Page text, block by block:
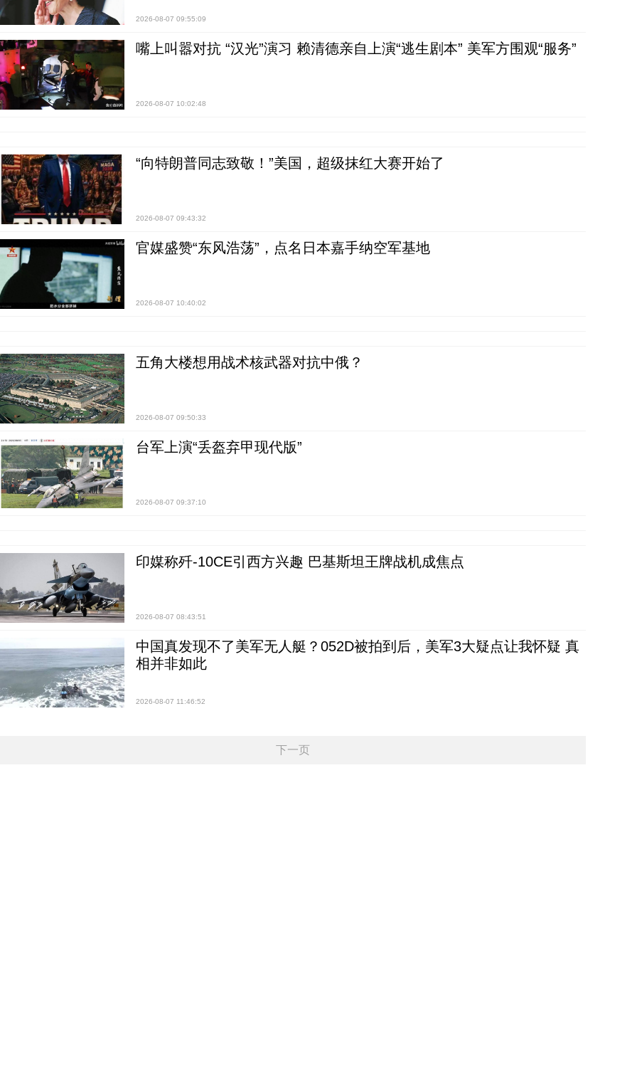
2026-08-07 09:55:09
嘴上叫嚣对抗 “汉光”演习 赖清德亲自上演“逃生剧本” 美军方围观“服务”
2026-08-07 10:02:48
“向特朗普同志致敬！”美国，超级抹红大赛开始了
2026-08-07 09:43:32
官媒盛赞“东风浩荡”，点名日本嘉手纳空军基地
2026-08-07 10:40:02
五角大楼想用战术核武器对抗中俄？
2026-08-07 09:50:33
台军上演“丢盔弃甲现代版”
2026-08-07 09:37:10
印媒称歼-10CE引西方兴趣 巴基斯坦王牌战机成焦点
2026-08-07 08:43:51
中国真发现不了美军无人艇？052D被拍到后，美军3大疑点让我怀疑 真
相并非如此
2026-08-07 11:46:52
下一页